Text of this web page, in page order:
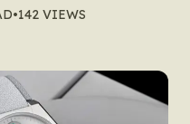
•142 VIEWS